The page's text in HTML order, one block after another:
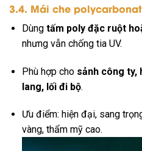
3.4. Mái che
Dùng tấm poly đặc ruột
nhưng vẫn chống tia UV.
Phù hợp cho sảnh công ty,
lang, lối đi bộ.
Ưu điểm: hiện đại, sang
vàng, thẩm mỹ cao.